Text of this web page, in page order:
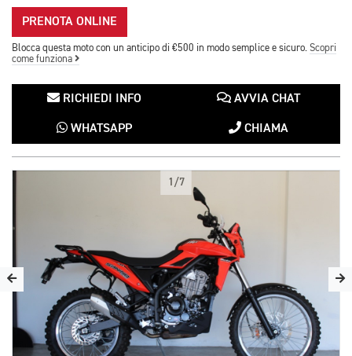
PRENOTA ONLINE
Blocca questa moto con un anticipo di €500 in modo semplice e sicuro. Scopri
come funziona
RICHIEDI INFO AVVIA CHAT
WHATSAPP CHIAMA
1/7